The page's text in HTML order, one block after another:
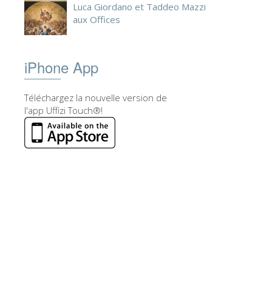
Luca Giordano et Taddeo Mazzi
aux Offices
iPhone App
Téléchargez la nouvelle version de
l'app Uffizi Touch®!